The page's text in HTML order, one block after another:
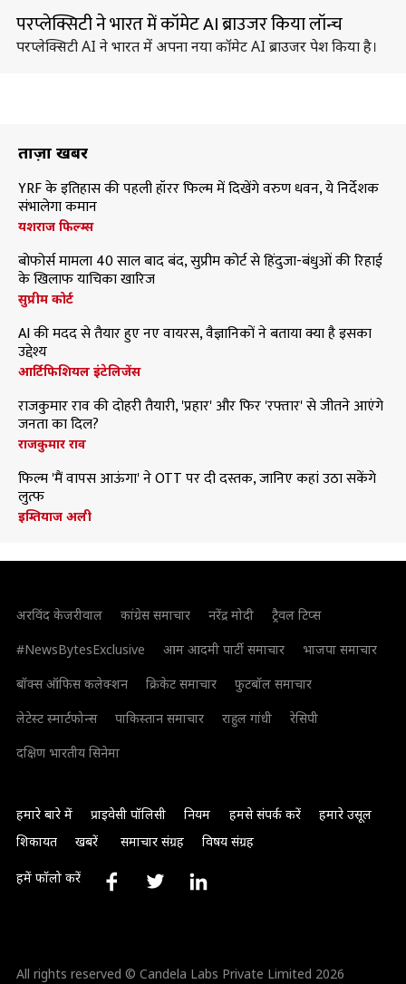
परप्लेक्सिटी ने भारत में कॉमेट AI ब्राउजर किया लॉन्च
परप्लेक्सिटी AI ने भारत में अपना नया कॉमेट AI ब्राउजर पेश किया है।
ताज़ा खबरें
YRF के इतिहास की पहली हॉरर फिल्म में दिखेंगे वरुण धवन, ये निर्देशक
संभालेगा कमान
यशराज फिल्म्स
बोफोर्स मामला 40 साल बाद बंद, सुप्रीम कोर्ट से हिंदुजा-बंधुओं की रिहाई
के खिलाफ याचिका खारिज
सुप्रीम कोर्ट
AI की मदद से तैयार हुए नए वायरस, वैज्ञानिकों ने बताया क्या है इसका
उद्देश्य
आर्टिफिशियल इंटेलिजेंस
राजकुमार राव की दोहरी तैयारी, 'प्रहार' और फिर 'रफ्तार' से जीतने आएंगे
जनता का दिल?
राजकुमार राव
फिल्म 'मैं वापस आऊंगा' ने OTT पर दी दस्तक, जानिए कहां उठा सकेंगे
लुत्फ
इम्तियाज अली
अरविंद केजरीवाल कांग्रेस समाचार नरेंद्र मोदी
ट्रैवल टिप्स
#NewsBytesExclusive
आम आदमी पार्टी समाचार
भाजपा समाचार
बॉक्स ऑफिस कलेक्शन
क्रिकेट समाचार
फुटबॉल समाचार
लेटेस्ट स्मार्टफोन्स
पाकिस्तान समाचार राहुल गांधी
रेसिपी
दक्षिण भारतीय सिनेमा
हमारे बारे में प्राइवेसी पॉलिसी नियम हमसे संपर्क करें
हमारे उसूल
शिकायत
खबरें समाचार संग्रह विषय संग्रह
हमें फॉलो करें
All rights reserved © Candela Labs Private Limited 2026